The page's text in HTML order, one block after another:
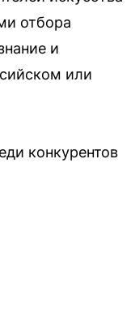
отбора
и
или
конкурентов